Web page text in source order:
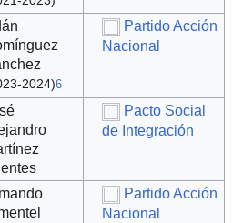
2024)6
Partido Acción
Nacional
Pacto Social
de Integración
Partido Acción
Nacional